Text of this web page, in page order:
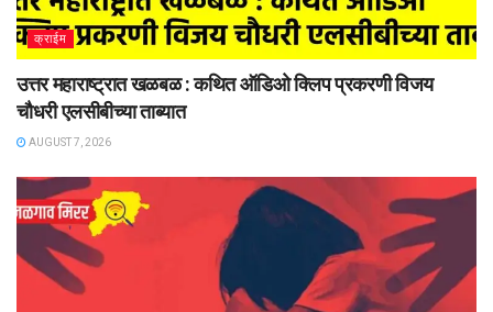
क्राईम
उत्तर महाराष्ट्रात खळबळ : कथित ऑडिओ क्लिप प्रकरणी विजय
चौधरी एलसीबीच्या ताब्यात
AUGUST 7, 2026